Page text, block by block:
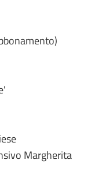
Margherita